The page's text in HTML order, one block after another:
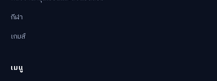
กีฬา
เกมส์
เมนู